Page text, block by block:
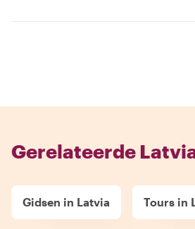
Gerelateerde
Gidsen in Latvia Tours in